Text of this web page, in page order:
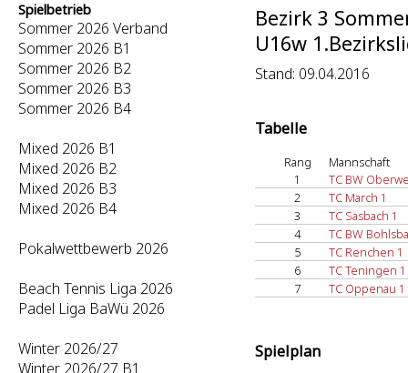
Spielbetrieb
Sommer 2026 Verband
Sommer 2026 B1
Sommer 2026 B2
Sommer 2026 B3
Sommer 2026 B4
Mixed 2026 B1
Mixed 2026 B2
Mixed 2026 B3
Mixed 2026 B4
Pokalwettbewerb 2026
Beach Tennis Liga 2026
Padel Liga BaWü 2026
Winter 2026/27
Winter 2026/27 B1
Bezirk 3
U16w
Stand: 09.04.2016
Tabelle
Rang
Mannschaft
1
TC BW
2
TC March 1
3
TC Sasbach 1
4
TC BW
5
TC Renchen 1
6
TC Teningen 1
7
TC Oppenau 1
Spielplan